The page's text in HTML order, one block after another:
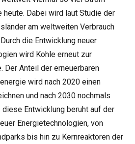
Dabei wird laut Studie der
am weltweiten Verbrauch
die Entwicklung neuer
wird Kohle erneut zur
Der Anteil der erneuerbaren
wird nach 2020 einen
und nach 2030 nochmals
diese Entwicklung beruht auf der
Energietechnologien, von
bis hin zu Kernreaktoren der